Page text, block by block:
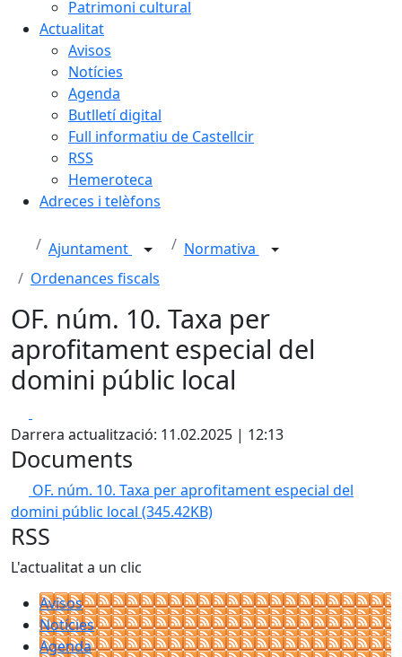
Patrimoni cultural
Actualitat
Avisos
Notícies
Agenda
Butlletí digital
Full informatiu de Castellcir
RSS
Hemeroteca
Adreces i telèfons
Ajuntament
Normativa
Ordenances fiscals
OF. núm. 10. Taxa per
aprofitament especial del
domini públic local
Darrera actualització: 11.02.2025 | 12:13
Documents
OF. núm. 10. Taxa per aprofitament especial del
domini públic local (345.42KB)
RSS
L'actualitat a un clic
Avisos
Notícies
Agenda